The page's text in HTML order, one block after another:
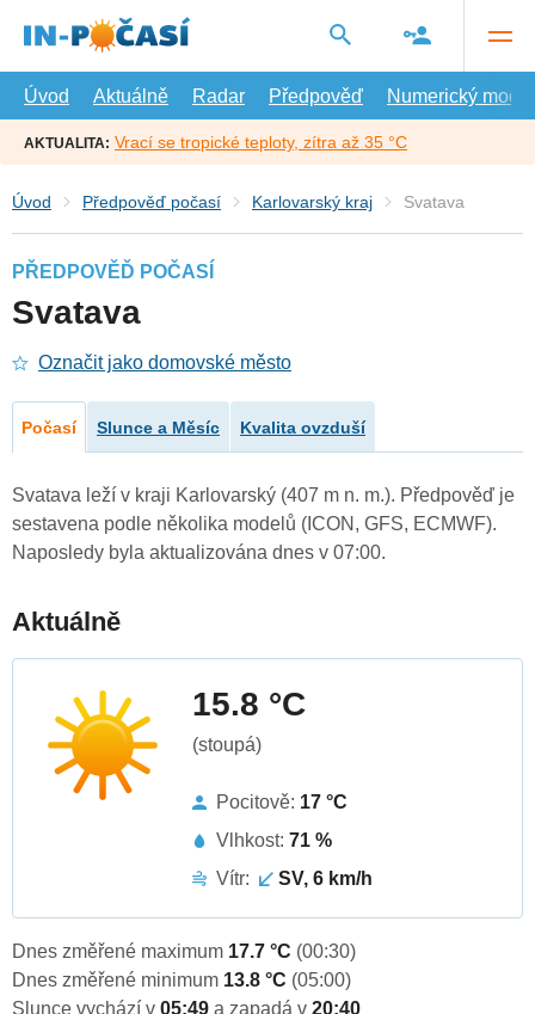
hlavní
Úvod
Aktuálně Radar Předpověď Numerický model
AKTUALITA: Vrací se tropické teploty, zítra až 35 °C
Úvod Předpověď počasí Karlovarský kraj Svatava
PŘEDPOVĚĎ POČASÍ
Svatava
Označit jako domovské město
Počasí Slunce a Měsíc Kvalita ovzduší
Svatava leží v kraji Karlovarský (407 m n. m.). Předpověď je
sestavena podle několika modelů (ICON, GFS, ECMWF).
Naposledy byla aktualizována dnes v 07:00.
Aktuálně
15.8 °C
(stoupá)
Pocitově: 17 °C
Vlhkost: 71 %
Vítr:
SV, 6 km/h
Dnes změřené maximum 17.7 °C (00:30)
Dnes změřené minimum 13.8 °C (05:00)
Slunce vychází v 05:49 a zapadá v 20:40